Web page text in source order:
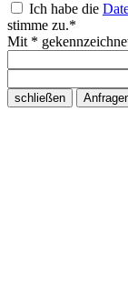
Ich habe die
stimme zu.*
Mit *
schließen